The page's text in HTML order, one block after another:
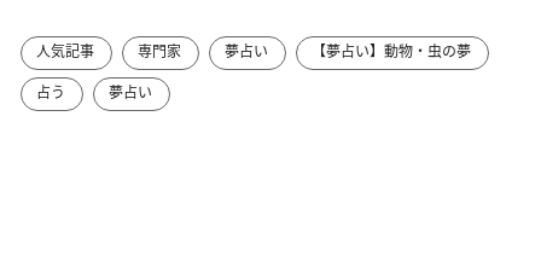
人気記事 専門家 夢占い
【夢占い】動物・虫の夢
占う
夢占い